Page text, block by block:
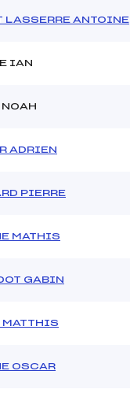
LASSERRE ANTOINE
IAN
ADRIEN
PIERRE
MATHIS
GABIN
MATTHIS
OSCAR